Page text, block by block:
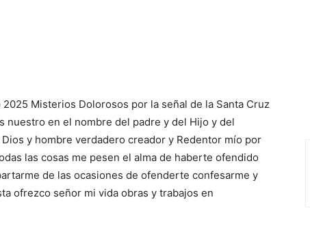
Misterios Dolorosos por la señal de la Santa Cruz
nuestro en el nombre del padre y del Hijo y del
y hombre verdadero creador y Redentor mío por
las cosas me pesen el alma de haberte ofendido
de las ocasiones de ofenderte confesarme y
ofrezco señor mi vida obras y trabajos en